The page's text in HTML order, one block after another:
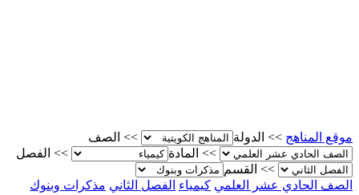
موقع المناهج >> الدولة >>
الصف
>>
المادة >>
الفصل
>>
القسم
الصف الحادي عشر العلمي كيمياء الفصل الثاني مذكرات وبنوك